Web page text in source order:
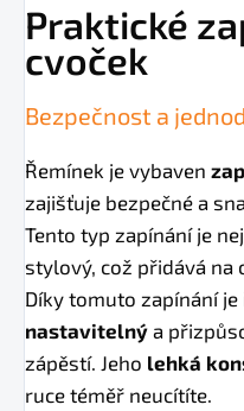
Praktické
cvoček
Bezpečnost a
Řemínek je vybaven
zajišťuje bezpečné a
Tento typ zapínání je
stylový, což přidává na
Díky tomuto zapínání je
nastavitelný a
zápěstí. Jeho lehká
ruce téměř neucítíte.